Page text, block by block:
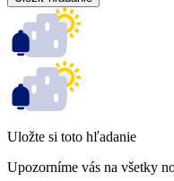
Uložte si toto hľadanie
Upozorníme vás na všetky